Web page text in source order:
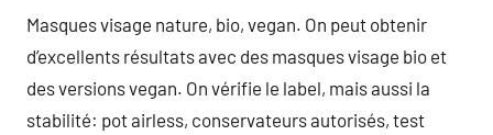
Masques visage nature, bio, vegan. On peut obtenir
d’excellents résultats avec des masques visage bio et
des versions vegan. On vérifie le label, mais aussi la
stabilité: pot airless, conservateurs autorisés, test